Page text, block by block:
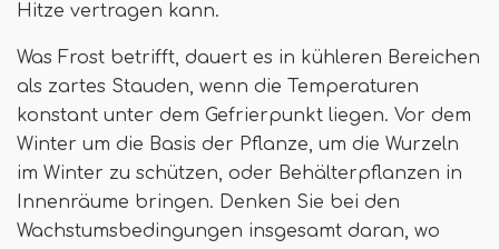
Hitze vertragen kann.
Was Frost betrifft, dauert es in kühleren Bereichen
als zartes Stauden, wenn die Temperaturen
konstant unter dem Gefrierpunkt liegen. Vor dem
Winter um die Basis der Pflanze, um die Wurzeln
im Winter zu schützen, oder Behälterpflanzen in
Innenräume bringen. Denken Sie bei den
Wachstumsbedingungen insgesamt daran, wo